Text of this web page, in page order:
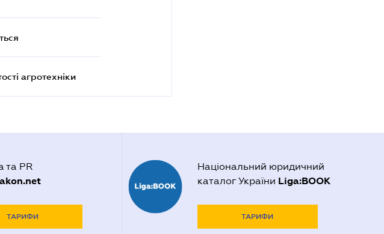
агротехніки
та PR
ТАРИФИ
Національний юридичний
каталог України Liga:BOOK
ТАРИФИ